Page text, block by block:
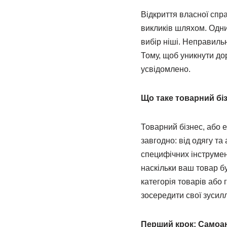
Відкриття власної
викликів шляхом.
вибір ніші.
Тому, щоб уникнути
усвідомлено.
Що таке товарний
Товарний бізнес, або
завгодно: від одягу та
специфічних
наскільки ваш товар
категорія товарів
зосередити свої
Перший крок: